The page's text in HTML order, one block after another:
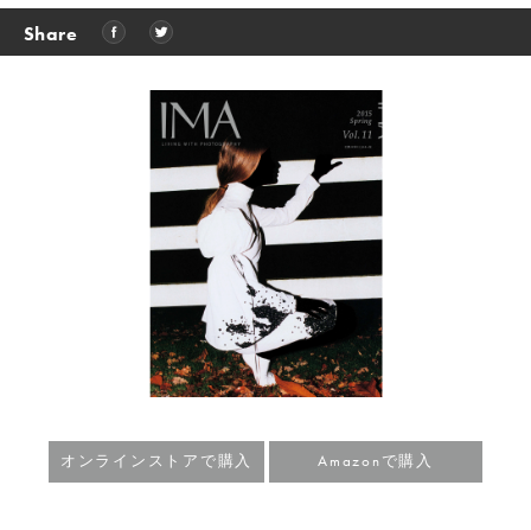
Share
オンラインストアで購入 Amazonで購入